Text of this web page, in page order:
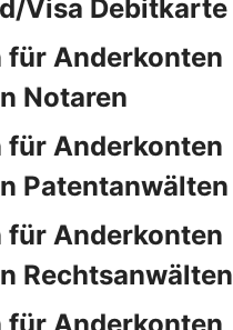
Visa Debitkarte
für Anderkonten
Notaren
für Anderkonten
Patentanwälten
für Anderkonten
Rechtsanwälten